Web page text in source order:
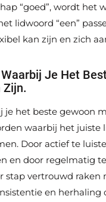
“goed”, wordt het
lidwoord “een”
kan zijn en zich
Waarbij Je Het
Zijn.
je het beste gewoon
waarbij het juiste
Door actief te
en door regelmatig
stap vertrouwd
en